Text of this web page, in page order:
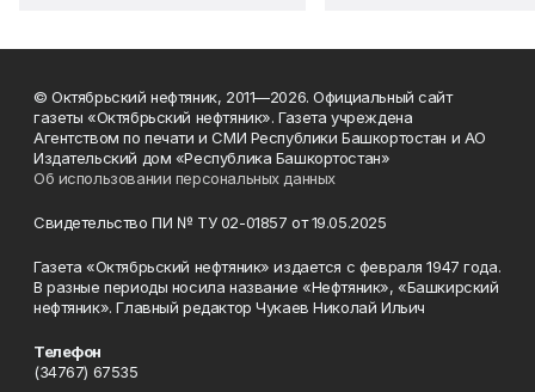
© Октябрьский нефтяник, 2011—2026. Официальный сайт
газеты «Октябрьский нефтяник». Газета учреждена
Агентством по печати и СМИ Республики Башкортостан и АО
Издательский дом «Республика Башкортостан»
Об использовании персональных данных
Свидетельство ПИ № ТУ 02-01857 от 19.05.2025
Газета «Октябрьский нефтяник» издается с февраля 1947 года.
В разные периоды носила название «Нефтяник», «Башкирский
нефтяник». Главный редактор Чукаев Николай Ильич
Телефон
(34767) 67535